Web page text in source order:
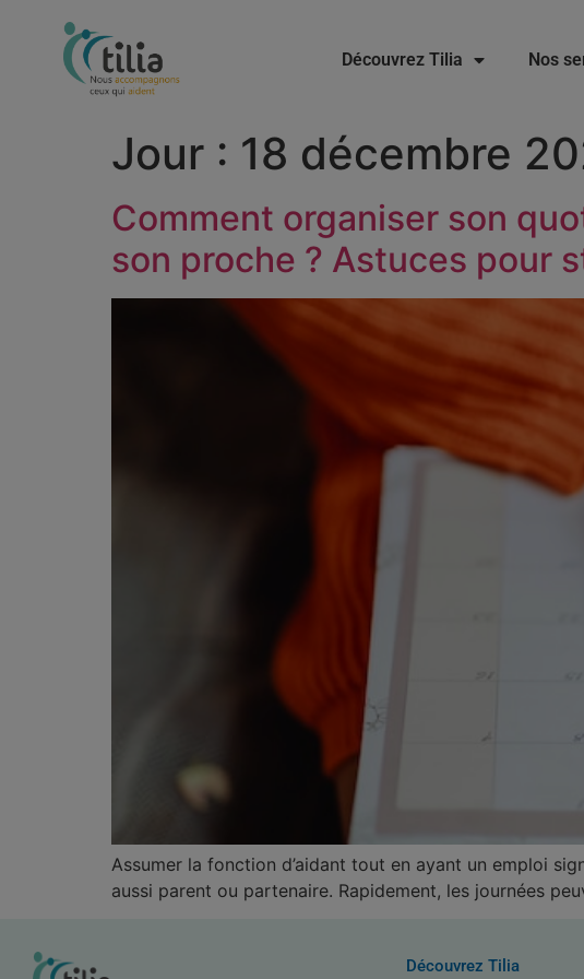
Découvrez Tilia Nos
Jour : 18 décembre
Comment organiser son
son proche ? Astuces pour
Assumer la fonction d’aidant tout en ayant un emploi
aussi parent ou partenaire. Rapidement, les journées
Découvrez Tilia